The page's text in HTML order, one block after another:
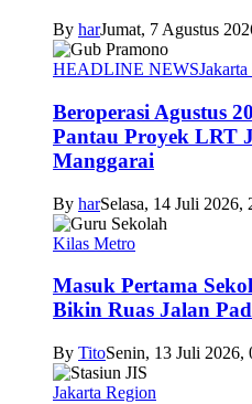
By harJumat, 7 Agustus
HEADLINE NEWS
Beroperasi Agustus
Pantau Proyek LRT
Manggarai
By harSelasa, 14 Juli 2026,
Kilas Metro
Masuk Pertama
Bikin Ruas Jalan
By TitoSenin, 13 Juli 2026,
Jakarta Region